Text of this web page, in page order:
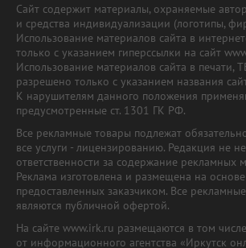
Сайт содержит материалы, охраняемые
и средства индивидуализации (логотипы,
Использование материалов сайта в
только с указанием гиперссылки на сайт
Использование материалов сайта в печати,
разрешено только с указанием названия
К нарушителям данного положения
предусмотренные ст. 1301 ГК РФ.
Все рекламные товары подлежат
все услуги - лицензированию. Редакция не
ответственности за содержание рекламных
Реклама изготовлена и размещена на
предоставленных заказчиком. Все
являются публичной офертой.
На сайте www.irk.ru размещаются в том
от информационного агентства «Иркутск